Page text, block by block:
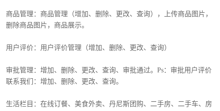
商品管理：商品管理（增加、删除、更改、查询），上传商品图片，
删除商品图片，商品展示。
用户评价：用户评价管理（增加、删除、更改、查询）
审批管理：增加、删除、更改、查询、审批通过。Ps：审批用户评价
联系我们：增加、删除、更改、查询。
生活栏目：在线订餐、美食外卖、丹尼斯团购、二手房、二手车、房